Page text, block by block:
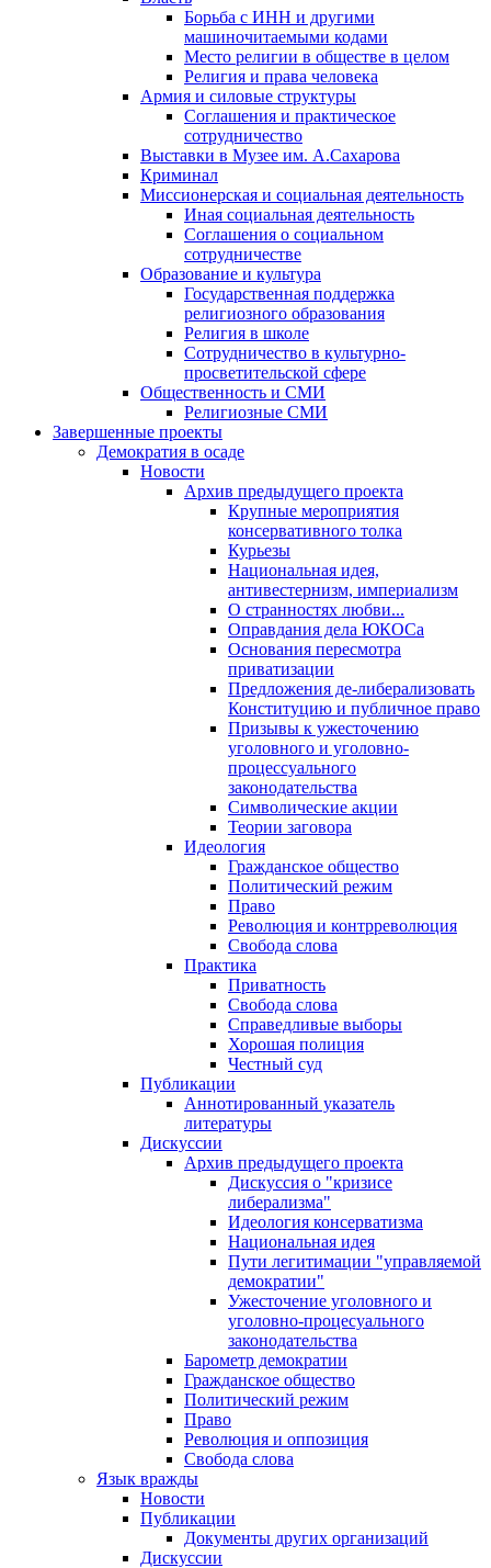
Борьба с ИНН и другими
машиночитаемыми кодами
Место религии в обществе в целом
Религия и права человека
Армия и силовые структуры
Соглашения и практическое
сотрудничество
Выставки в Музее им. А.Сахарова
Криминал
Миссионерская и социальная деятельность
Иная социальная деятельность
Соглашения о социальном
сотрудничестве
Образование и культура
Государственная поддержка
религиозного образования
Религия в школе
Сотрудничество в культурно-
просветительской сфере
Общественность и СМИ
Религиозные СМИ
Завершенные проекты
Демократия в осаде
Новости
Архив предыдущего проекта
Крупные мероприятия
консервативного толка
Курьезы
Национальная идея,
антивестернизм, империализм
О странностях любви...
Оправдания дела ЮКОСа
Основания пересмотра
приватизации
Предложения де-либерализовать
Конституцию и публичное право
Призывы к ужесточению
уголовного и уголовно-
процессуального
законодательства
Символические акции
Теории заговора
Идеология
Гражданское общество
Политический режим
Право
Революция и контрреволюция
Свобода слова
Практика
Приватность
Свобода слова
Справедливые выборы
Хорошая полиция
Честный суд
Публикации
Аннотированный указатель
литературы
Дискуссии
Архив предыдущего проекта
Дискуссия о "кризисе
либерализма"
Идеология консерватизма
Национальная идея
Пути легитимации "управляемой
демократии"
Ужесточение уголовного и
уголовно-процесуального
законодательства
Барометр демократии
Гражданское общество
Политический режим
Право
Революция и оппозиция
Свобода слова
Язык вражды
Новости
Публикации
Документы других организаций
Дискуссии